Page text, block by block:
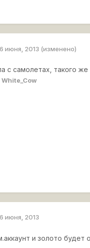
июня, 2013 (изменено)
с самолетах, такого
июня, 2013
и золото будет